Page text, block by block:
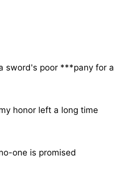
sword's poor ***pany for a
honor left a long time
one is promised